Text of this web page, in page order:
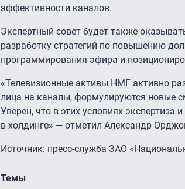
эффективности каналов.
Экспертный совет будет также
разработку стратегий по повышению
программирования эфира и
«Телевизионные активы НМГ активно
лица на каналы, формулируются новые
Уверен, что в этих условиях
в холдинге» — отметил Александр
Источник: пресс-служба ЗАО
Темы